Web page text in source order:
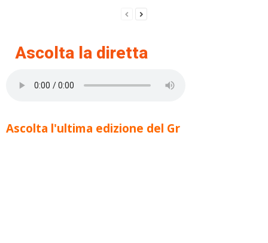
Ascolta la diretta
Ascolta l'ultima edizione del Gr